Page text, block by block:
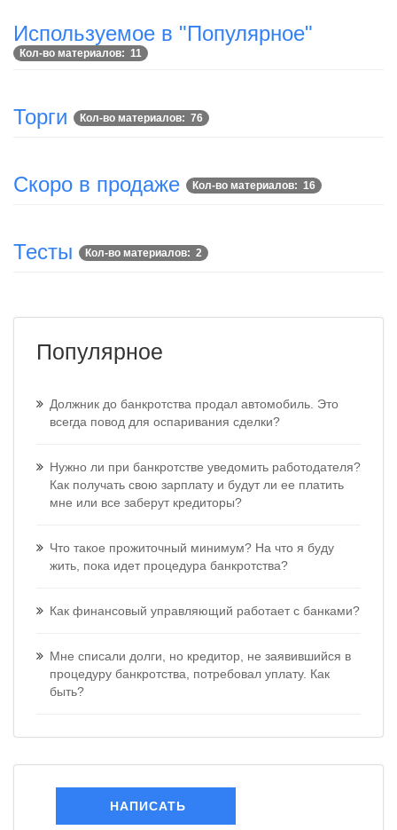
Используемое в "Популярное"
Кол-во материалов: 11
Торги Кол-во материалов: 76
Скоро в продаже Кол-во материалов: 16
Тесты Кол-во материалов: 2
Популярное
Должник до банкротства продал автомобиль. Это
всегда повод для оспаривания сделки?
Нужно ли при банкротстве уведомить работодателя?
Как получать свою зарплату и будут ли ее платить
мне или все заберут кредиторы?
Что такое прожиточный минимум? На что я буду
жить, пока идет процедура банкротства?
Как финансовый управляющий работает с банками?
Мне списали долги, но кредитор, не заявившийся в
процедуру банкротства, потребовал уплату. Как
быть?
НАПИСАТЬ